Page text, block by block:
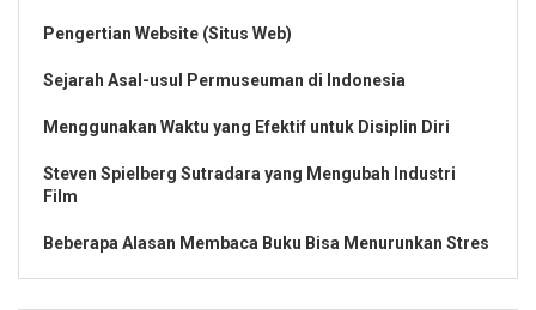
Pengertian Website (Situs Web)
Sejarah Asal-usul Permuseuman di Indonesia
Menggunakan Waktu yang Efektif untuk Disiplin Diri
Steven Spielberg Sutradara yang Mengubah Industri
Film
Beberapa Alasan Membaca Buku Bisa Menurunkan Stres